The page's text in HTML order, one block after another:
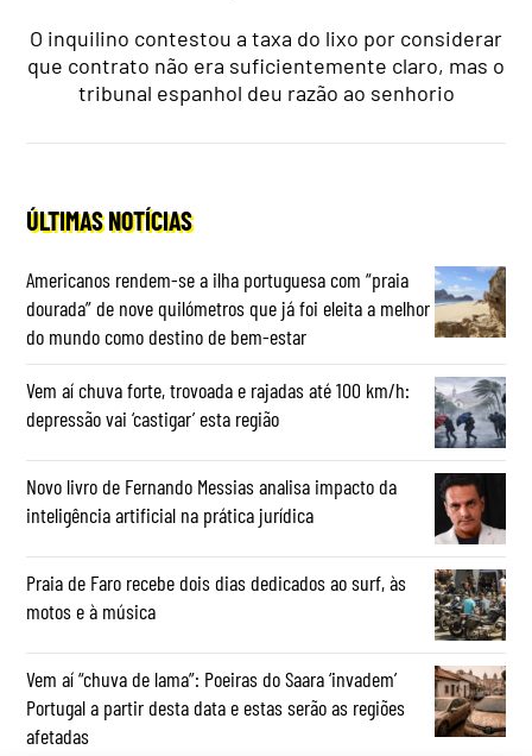
O inquilino contestou a taxa do lixo por considerar
que contrato não era suficientemente claro, mas o
tribunal espanhol deu razão ao senhorio
ÚLTIMAS NOTÍCIAS
Americanos rendem-se a ilha portuguesa com “praia
dourada” de nove quilómetros que já foi eleita a melhor
do mundo como destino de bem-estar
Vem aí chuva forte, trovoada e rajadas até 100 km/h:
depressão vai ‘castigar’ esta região
Novo livro de Fernando Messias analisa impacto da
inteligência artificial na prática jurídica
Praia de Faro recebe dois dias dedicados ao surf, às
motos e à música
Vem aí “chuva de lama”: Poeiras do Saara ‘invadem’
Portugal a partir desta data e estas serão as regiões
afetadas